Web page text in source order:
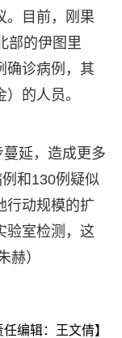
。目前，刚果
部的伊图里
确诊病例，其
的人员。
延，造成更多
和130例疑似
行动规模的扩
验室检测，这
赫）
任编辑：王文倩】